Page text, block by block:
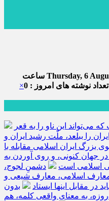
Thursday, 6 ساعت
تعداد نوشته های امروز : 0 ×
می‌تواند این ناو را به قعر
را ببلعد، ملّت رشید ایران و
بزرگ ایران اسلامی مقابله با
جهان کنونی، و روی آوردن به
اسلامی است
دشمنِ لجوج،
معارف اسلامی، معارف شیعی و
در مقابل اینها ایستاد
بدون
به معنای واقعی کلمه، هم